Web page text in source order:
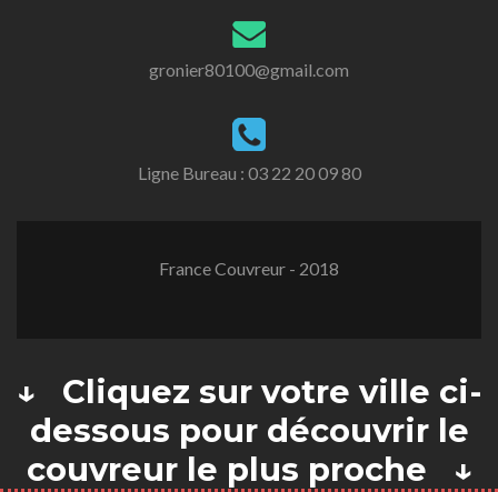
gronier80100@gmail.com
Ligne Bureau : 03 22 20 09 80
France Couvreur - 2018
↓ Cliquez sur votre ville ci-
dessous pour découvrir le
couvreur le plus proche ↓